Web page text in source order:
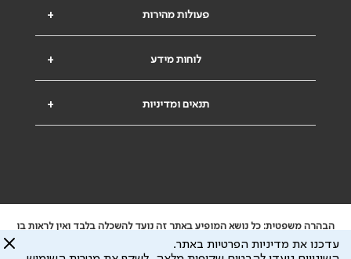
+ פעולות מהירות
+ לוחות מידע
+ תנאים ומדיניות
הבהרה משפטית: כל נושא המופיע באתר זה נועד להשכלה בלבד ואין לראות בו
ייעוץ רפואי או משפטי. אין הר"י אחראית לתוכן המתפרסם באתר זה ולכל נזק
שעלול להיגרם.
עדכנו את מדיניות הפרטיות באתר.